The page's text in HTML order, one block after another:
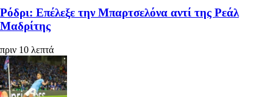
Ρόδρι: Επέλεξε την Μπαρτσελόνα αντί της Ρεάλ
Μαδρίτης
πριν 10 λεπτά